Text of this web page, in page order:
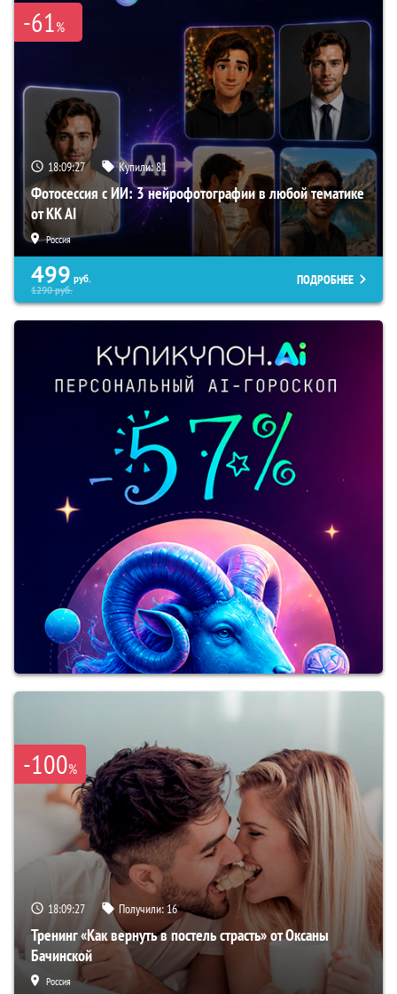
-61%
18:09:26 Купили:81
Фотосессия с ИИ: 3 нейрофотографии в любой тематике
от KK AI
Россия
499 руб.
1290руб.
ПОДРОБНЕЕ
-100%
18:09:26 Получили:16
Тренинг «Как вернуть в постель страсть» от Оксаны
Бачинской
Россия